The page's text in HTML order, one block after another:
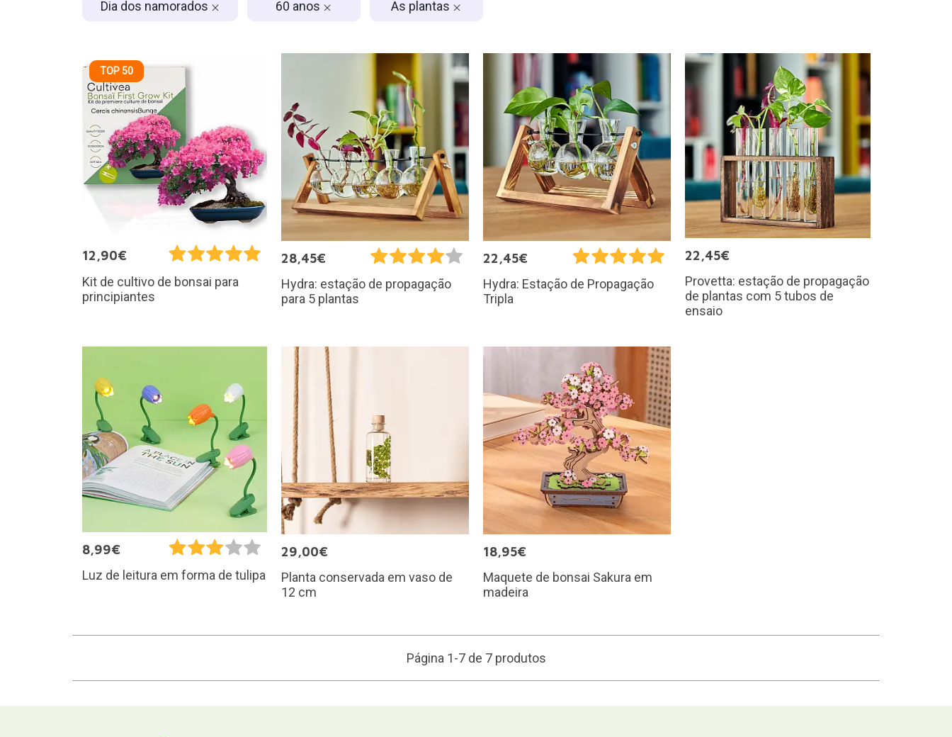
Dia dos namorados 60 anos As plantas
TOP 50
12,90€
Kit de cultivo de bonsai para
principiantes
28,45€
Hydra: estação de propagação
para 5 plantas
22,45€
Hydra: Estação de Propagação
Tripla
22,45€
Provetta: estação de propagação
de plantas com 5 tubos de
ensaio
8,99€
Luz de leitura em forma de tulipa
29,00€
Planta conservada em vaso de
12 cm
18,95€
Maquete de bonsai Sakura em
madeira
Página 1-7 de 7 produtos